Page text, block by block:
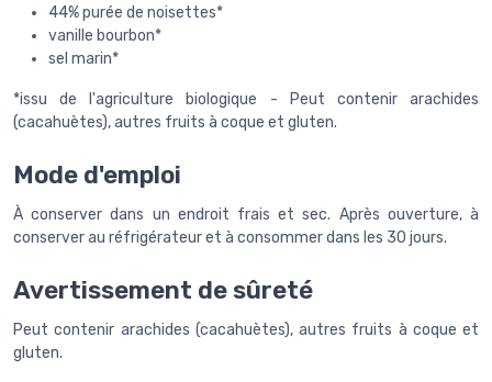
44% purée de noisettes*
vanille bourbon*
sel marin*
*issu de l'agriculture biologique - Peut contenir arachides
(cacahuètes), autres fruits à coque et gluten.
Mode d'emploi
À conserver dans un endroit frais et sec. Après ouverture, à
conserver au réfrigérateur et à consommer dans les 30 jours.
Avertissement de sûreté
Peut contenir arachides (cacahuètes), autres fruits à coque et
gluten.